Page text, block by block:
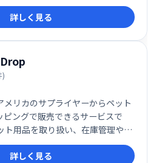
なビジネス運営を支援します。 独
別化を図り、売上拡大を目指せ
詳しく見る
)
リカのサプライヤーからペット
ピングで販売できるサービスで
ト用品を取り扱い、在庫管理や発
ます。 手軽にペット用品ビジネス
指しましょう。
詳しく見る